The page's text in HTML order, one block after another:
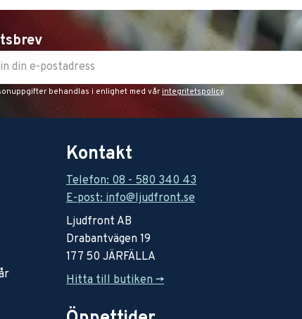
behandlas i enlighet med vår integritetspolicy.
Kontakt
Telefon: 08 - 580 340 43
E-post: info@ljudfront.se
Ljudfront AB
Drabantvägen 19
177 50 JÄRFÄLLA
Hitta till butiken ->